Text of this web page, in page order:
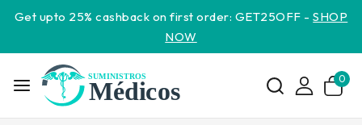
Get upto 25% cashback on first order: GET25OFF -SHOP
NOW
0